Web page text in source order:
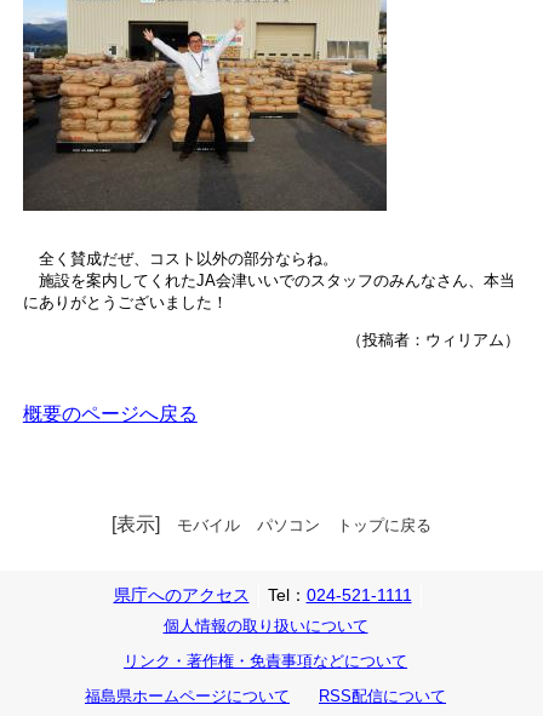
全く賛成だぜ、コスト以外の部分ならね。
施設を案内してくれたJA会津いいでのスタッフのみんなさん、本当
にありがとうございました！
（投稿者：ウィリアム）
概要のページへ戻る
[表示] モバイル パソコン トップに戻る
県庁へのアクセス Tel： 024-521-1111
個人情報の取り扱いについて
リンク・著作権・免責事項などについて
福島県ホームページについて
RSS配信について